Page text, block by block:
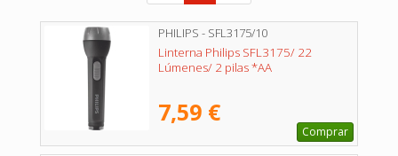
PHILIPS - SFL3175/10
Linterna Philips SFL3175/ 22
Lúmenes/ 2 pilas *AA
7,59 €
Comprar